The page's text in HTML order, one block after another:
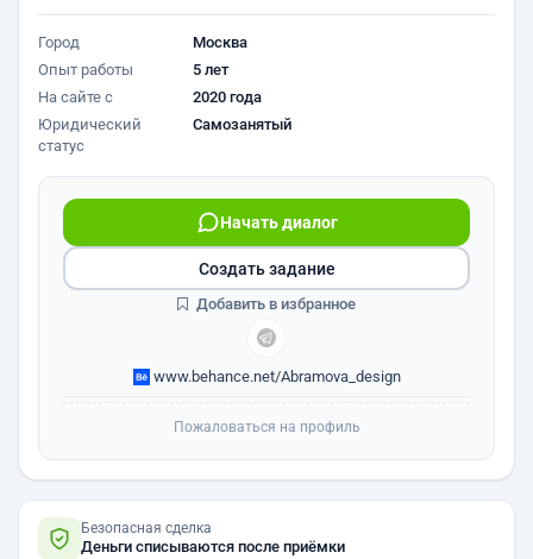
Город
Москва
Опыт работы
5 лет
На сайте с
2020 года
Юридический
статус
Самозанятый
Начать диалог
www.behance.net/Abramova_design
Создать задание
Добавить в избранное
Пожаловаться на профиль
Безопасная сделка
Деньги списываются после приёмки